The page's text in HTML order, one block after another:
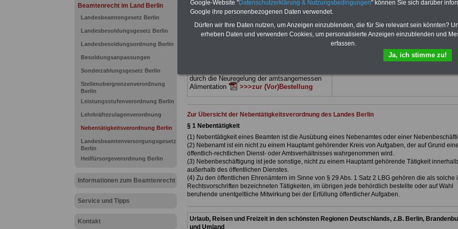
Beamtenrecht im Land Berlin
Landesbeamtengesetz Berlin
Landesbesoldungsgesetz Berlin
Landesbesoldungsordnung Berlin
Besoldungsanpassungen
Sonderzahlungsgesetz Berlin
Stellenobergrenzenverordnung
Berlin
Leistungsstufenverordnung Berlin
Lehrkräftezulagenverordnung
Nebentätigkeitsverordnung Berlin
Landesbeamtenversorgungsgesetz
Berlin
Heilfürsorgeverordnung Berlin
Informationen zum Beamtenrecht
Service und Tipps
Kontakt
gegliedert und erläutern auch komp-lizierte
Sachverhalte verständlich (auch für Mitarbei-
Dienstes im Land
Berlingeeignet)BEHÖRDEN-ABO>>>hier
durch die Neuregelung der amtsangemessen
Alimentation
>>>zur (Vor)Bestellung
Land Berlingeeignet: die Bücher
Nebentätigkeitsrecht, Frauen im öffentl.
und Berufseinstieg im öffentlichen
kann die eBooks herunterladen,
>>>mehr Informationen
Zur Übersicht der Nebentätigkeitsverordnung des Landes Berlin
§ 1 Nebentätigkeit
(1) Nebentätigkeit eines Beamten ist die Ausübung eines Nebenamtes oder einer
(2) Nebenamt ist ein nicht zu einem Hauptamt gehörender Kreis von Aufgaben, der auf Grund
öffentlich-rechtlichen Dienst- oder Amtsverhältnisses wahrgenommen wird.
(3) Nebenbeschäftigung ist jede sonstige, nicht zu einem Hauptamt gehörende Tätigkeit
außerhalb des öffentlichen Dienstes.
(4) Zu den öffentlichen Ehrenämtern im Sinne von § 29 Abs. 1 Satz 2 LBG gehören die als solche
Rechtsvorschriften bezeichneten Tätigkeiten, im übrigen jede behördlich bestellte oder auf Wahl
beruhende unentgeltliche Mitwirkung bei der Erfüllung öffentlicher Aufgaben.
Urlaub, Reisen und Freizeit in den schönsten Regionen Deutschlands, z.B. Berlin,
und Umland
Google-Website "Datenschutzerklärung & Nutzungsbedingungen" können Sie sich darüber
Google ihre personenbezogenen Daten verwendet.
Dürfen wir Ihre Daten nutzen, um Anzeigen einzublenden, die für Sie relevant sein könnten?
erheben Daten und verwenden Cookies, um personalisierte Anzeigen einzublenden und
erfassen.
Ja, ich stimme zu!